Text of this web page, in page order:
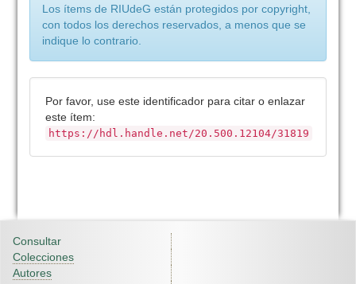
Los ítems de RIUdeG están protegidos por copyright,
con todos los derechos reservados, a menos que se
indique lo contrario.
Por favor, use este identificador para citar o enlazar
este ítem:
https://hdl.handle.net/20.500.12104/31819
Consultar
Colecciones
Autores